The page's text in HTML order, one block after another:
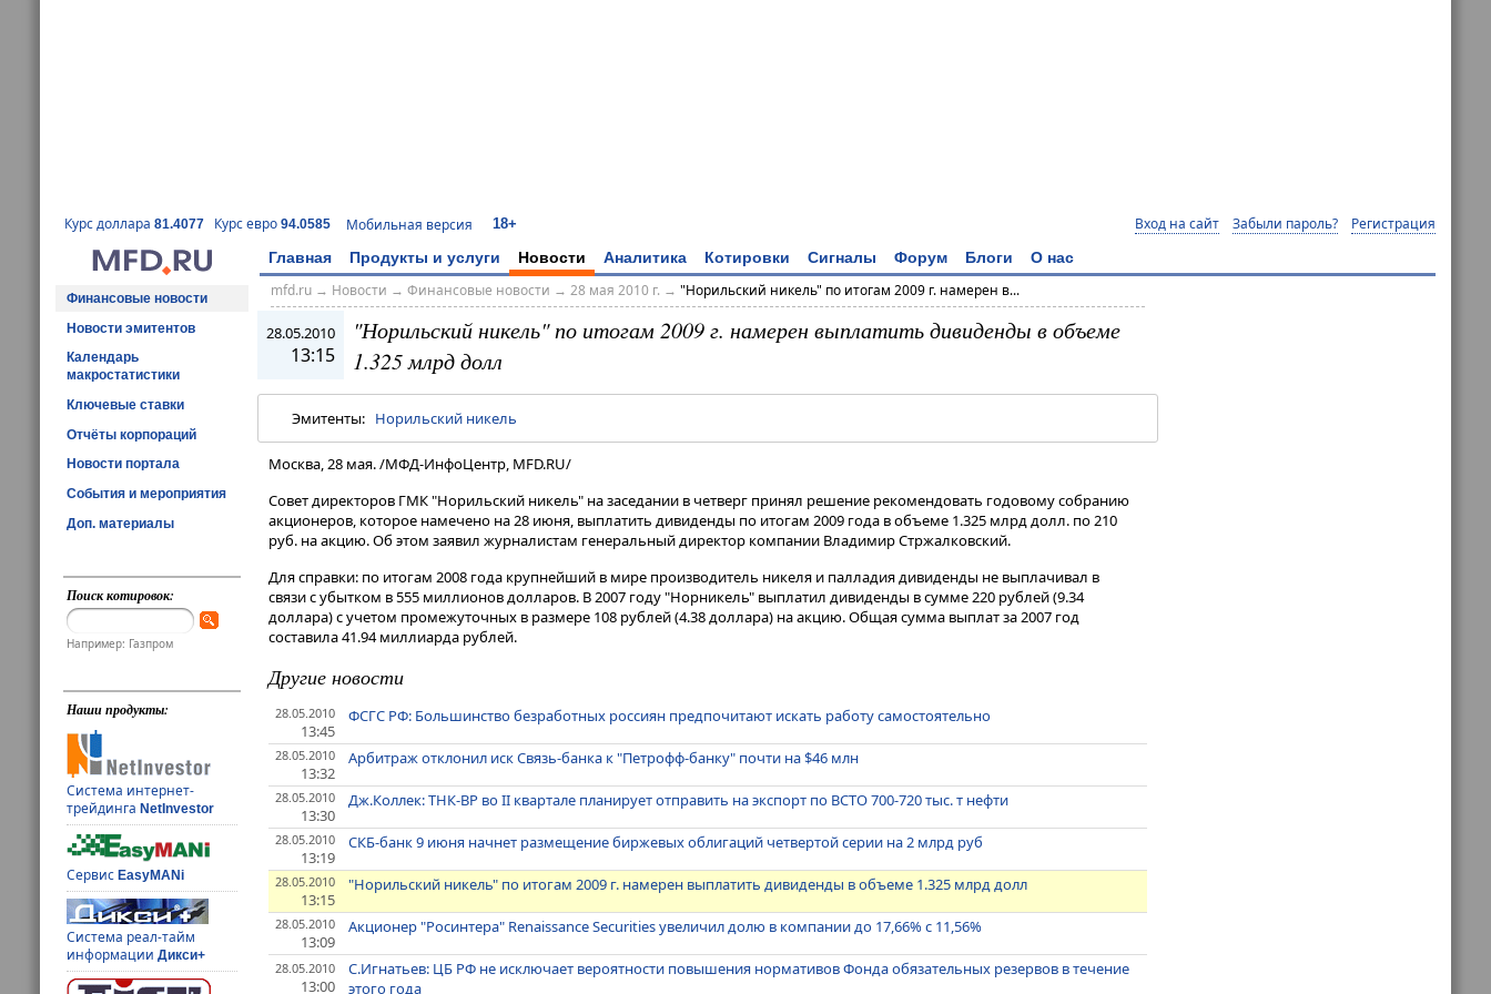
Курс доллара 81.4077 Курс евро 94.0585 Мобильная версия 18+ Вход на сайт Забыли пароль? Регистрация
Главная Продукты и услуги Новости Аналитика Котировки Сигналы Форум Блоги О нас
Финансовые новости
Новости эмитентов
Календарь
макростатистики
Ключевые ставки
Отчёты корпораций
Новости портала
События и мероприятия
Доп. материалы
Поиск котировок:
Например: Газпром
Наши продукты:
Система интернет-
трейдингаNetInvestor
СервисEasyMANi
Система реал-тайм
информацииДикси+
mfd.ru→ Новости → Финансовые новости → 28 мая 2010 г. → "Норильский никель" по итогам 2009 г. намерен в...
28.05.2010
13:15
"Норильский никель" по итогам 2009 г. намерен выплатить дивиденды в объеме
1.325 млрд долл
Эмитенты: Норильский никель
Москва, 28 мая. /МФД-ИнфоЦентр, MFD.RU/
Совет директоров ГМК "Норильский никель" на заседании в четверг принял решение рекомендовать годовому собранию
акционеров, которое намечено на 28 июня, выплатить дивиденды по итогам 2009 года в объеме 1.325 млрд долл. по 210
руб. на акцию. Об этом заявил журналистам генеральный директор компании Владимир Стржалковский.
Для справки: по итогам 2008 года крупнейший в мире производитель никеля и палладия дивиденды не выплачивал в
связи с убытком в 555 миллионов долларов. В 2007 году "Норникель" выплатил дивиденды в сумме 220 рублей (9.34
доллара) с учетом промежуточных в размере 108 рублей (4.38 доллара) на акцию. Общая сумма выплат за 2007 год
составила 41.94 миллиарда рублей.
Другие новости
28.05.2010
13:45
ФСГС РФ: Большинство безработных россиян предпочитают искать работу самостоятельно
28.05.2010
13:32
Арбитраж отклонил иск Связь-банка к "Петрофф-банку" почти на $46 млн
28.05.2010
13:30
Дж.Коллек: ТНК-ВР во II квартале планирует отправить на экспорт по ВСТО 700-720 тыс. т нефти
28.05.2010
13:19
СКБ-банк 9 июня начнет размещение биржевых облигаций четвертой серии на 2 млрд руб
28.05.2010
13:15
"Норильский никель" по итогам 2009 г. намерен выплатить дивиденды в объеме 1.325 млрд долл
28.05.2010
13:09
Акционер "Росинтера" Renaissance Securities увеличил долю в компании до 17,66% с 11,56%
28.05.2010
13:00
С.Игнатьев: ЦБ РФ не исключает вероятности повышения нормативов Фонда обязательных резервов в течение
этого года